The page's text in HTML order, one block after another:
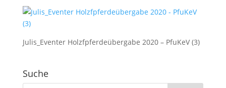
Julis_Eventer Holzfpferdeübergabe 2020 – PfuKeV (3)
Suche